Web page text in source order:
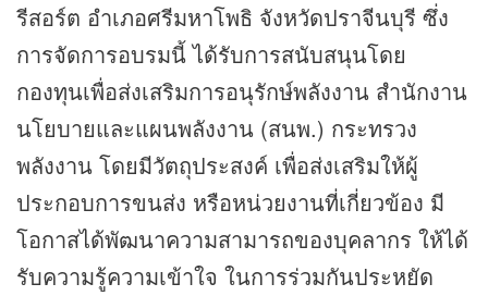
รีสอร์ต อำเภอศรีมหาโพธิ จังหวัดปราจีนบุรี ซึ่ง
การจัดการอบรมนี้ ได้รับการสนับสนุนโดย
กองทุนเพื่อส่งเสริมการอนุรักษ์พลังงาน สำนักงาน
นโยบายและแผนพลังงาน (สนพ.) กระทรวง
พลังงาน โดยมีวัตถุประสงค์ เพื่อส่งเสริมให้ผู้
ประกอบการขนส่ง หรือหน่วยงานที่เกี่ยวข้อง มี
โอกาสได้พัฒนาความสามารถของบุคลากร ให้ได้
รับความรู้ความเข้าใจ ในการร่วมกันประหยัด